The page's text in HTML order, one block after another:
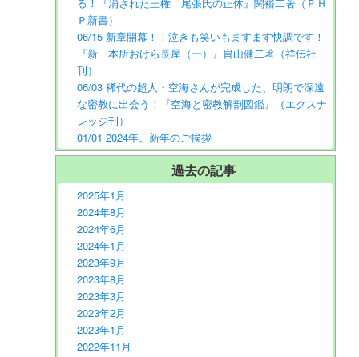
る！『消された王権 尾張氏の正体』関裕二著（ＰＨ
Ｐ新書）
06/15 新章開幕！！泣きも笑いもますます快調です！
『新 本所おけら長屋（一）』畠山健二著（祥伝社
刊）
06/03 稀代の超人・空海さんが完成した、明朗で深遠
な密教に出会う！『空海と密教解剖図鑑』（エクスナ
レッジ刊）
01/01 2024年。新年のご挨拶
過去の記事
2025年1月
2024年8月
2024年6月
2024年1月
2023年9月
2023年8月
2023年3月
2023年2月
2023年1月
2022年11月